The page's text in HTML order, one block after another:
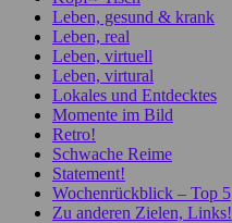
Leben, gesund & krank
Leben, real
Leben, virtuell
Leben, virtural
Lokales und Entdecktes
Momente im Bild
Retro!
Schwache Reime
Statement!
Wochenrückblick – Top 5
Zu anderen Zielen, Links!